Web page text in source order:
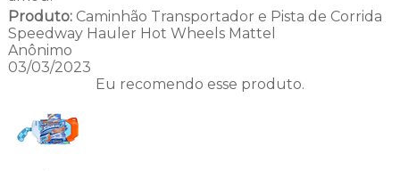
Produto:Caminhão Transportador e Pista de Corrida
Speedway Hauler Hot Wheels Mattel
Anônimo
03/03/2023
Eu recomendo esse produto.